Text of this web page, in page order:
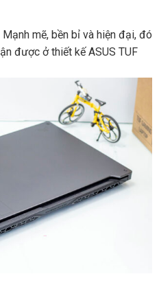
Mạnh mẽ, bền bỉ và hiện đại, đó
được ở thiết kế ASUS TUF